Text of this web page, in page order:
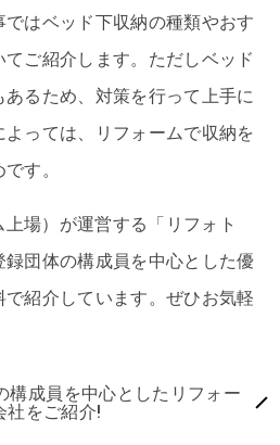
はベッド下収納の種類やおす
ご紹介します。ただしベッド
るため、対策を行って上手に
っては、リフォームで収納を
す。
場）が運営する「リフォト
団体の構成員を中心とした優
紹介しています。ぜひお気軽
構成員を中心としたリフォー
社をご紹介!